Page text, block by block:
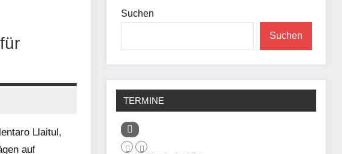
Llaitul,
auf
Suchen
Suchen
TERMINE